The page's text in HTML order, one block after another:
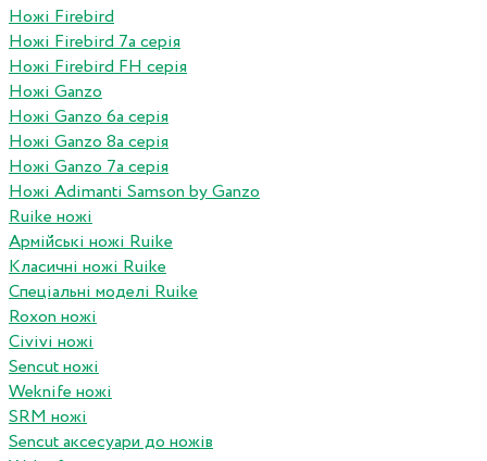
Ножі Firebird
Ножі Firebird 7а серія
Ножі Firebird FH серія
Ножі Ganzo
Ножі Ganzo 6а серія
Ножі Ganzo 8а серія
Ножі Ganzo 7а серія
Ножі Adimanti Samson by Ganzo
Ruike ножі
Армійські ножі Ruike
Класичні ножі Ruike
Спеціальні моделі Ruike
Roxon ножi
Civivi ножі
Sencut ножі
Weknife ножі
SRM ножі
Sencut аксесуари до ножів